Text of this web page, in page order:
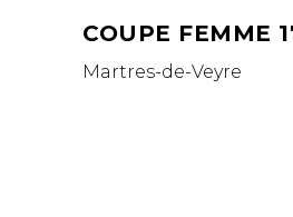
COUPE FEMME
Martres-de-Veyre